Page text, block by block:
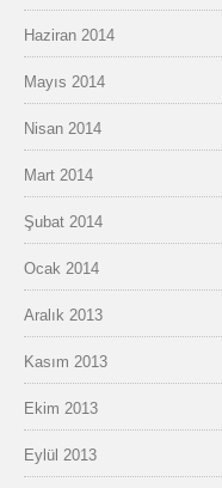
Haziran 2014
Mayıs 2014
Nisan 2014
Mart 2014
Şubat 2014
Ocak 2014
Aralık 2013
Kasım 2013
Ekim 2013
Eylül 2013